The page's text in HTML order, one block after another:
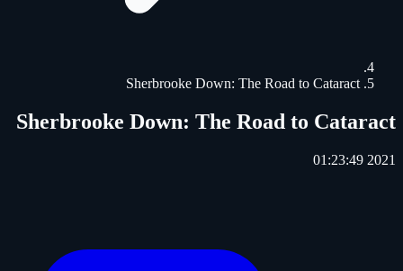
Sherbrooke Down: The Road to Cataract
Sherbrooke Down: The Road to Cataract
2021
01:23:49